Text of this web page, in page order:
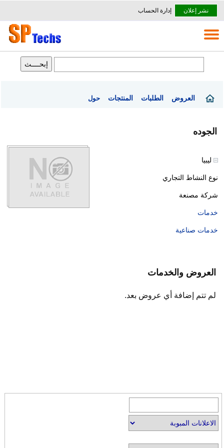
نشر إعلان إدارة الحساب
العروض الطلبات المنتجات حول
الجوده
ليبيا
نوع النشاط التجاري
شركة مصنعة
خدمات
خدمات صناعية
العروض والخدمات
لم تتم إضافة أي عروض بعد.